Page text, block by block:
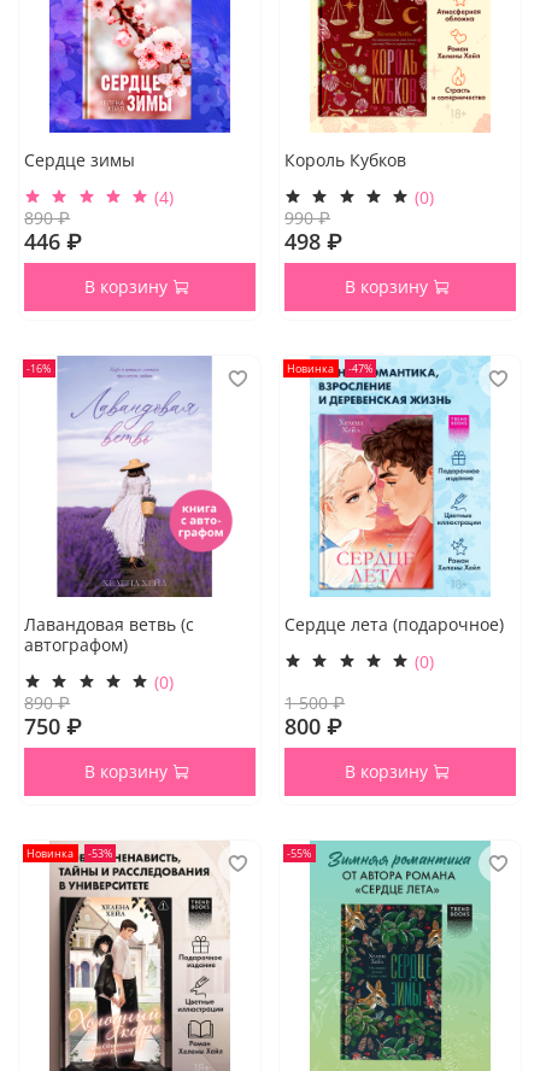
Сердце зимы
(4)
890 ₽
446 ₽
В корзину
Король Кубков
(0)
990 ₽
498 ₽
В корзину
-16%
Лавандовая ветвь (с
автографом)
(0)
890 ₽
750 ₽
В корзину
Новинка -47%
Сердце лета (подарочное)
(0)
1 500 ₽
800 ₽
В корзину
Новинка -53% -55%